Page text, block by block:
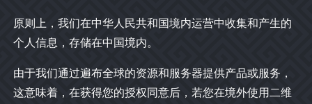
原则上，我们在中华人民共和国境内运营中收集和产生的
个人信息，存储在中国境内。
由于我们通过遍布全球的资源和服务器提供产品或服务，
这意味着，在获得您的授权同意后，若您在境外使用二维